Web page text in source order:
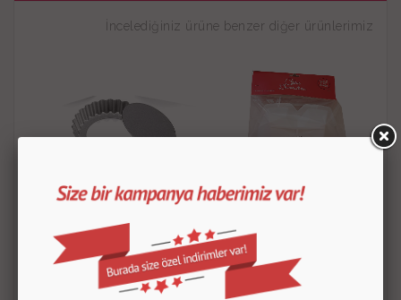
İncelediğiniz ürüne benzer diğer ürünlerimiz
Tart Kalıbı 10 Cm
50.00TL
Elmas Silikon Büyük Kalıp
300.00